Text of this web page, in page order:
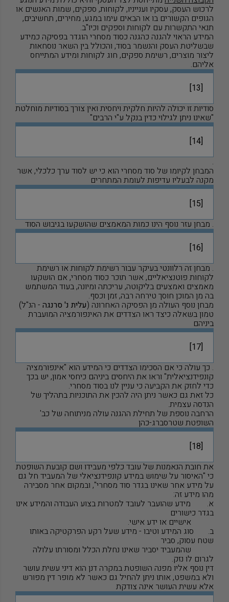
לרכוש העסק, עסקיו וענייניו, לקוחות, ספקים, שמות האנשים או
הגופים הקשורים בו או הבאים עימו במגע, מחירים, תחשיבים,
תנאי התקשרות עם לקוחות וספקים וכיו"ב.
המידע הראוי להגנה כהגנה כסוד מסחרי הוגדר בפסיקה כמידע
שבשליטת העסק והנשמר בסוד, והכולל בין השאר נוסחאות
ליצור מוצרים, רשימת ספקים, חוג לקוחות ומידע המתייחס
אליהם.
[13]
סודיות זו יכולה להיות חלקית ויחסית ואין צורך בסודיות מוחלטת
"שאינו ניתן לגילוי כדין בנקל ע"י הרבים"
[14]
.
המבחן לקיומו של סוד מסחרי הוא כי יש לסוד ערך כלכלי, אשר
מקנה לבעליו עדיפות לעומת המתחרים
[15]
. מבחן עזר נוסף הינו כמות המאמצים שהושקעו בגיבוש הסוד
[16]
. מבחן זה רלוונטי בעיקר עבור רשימת לקוחות או רשימת
לקוחות פוטנציאליים, אשר תוכר כסוד מסחרי, אם הושקעו
מאמצים ואמצעים בליקוטה, עריכתה ומיונה, בעוד המשתמש
בה מן המוכן חוסך טירחה רבה, זמן וכסף.
מבחן נוסף העולה מן הפסיקה האחרונה (עלית נ' סרנגה - הנ"ל)
טמון בשאלה כיצד ראו הצדדים את האינפורמציה המועברת
ביניהם
[17]
. כך עולה כי אם הסכימו הצדדים כי המידע הוא "אינפורמציה
קונפידנציאלית" וראו את היחסים ביניהם כיחסי אמון, יש בכך
כדי לחזק את הקביעה כי עניין לנו בסוד מסחרי.
כל זאת גם כאשר ניתן היה להכין את התוכניות בתהליך של
הנדסה עצמית.
הרחבה נוספת של תחילת ההגנה עולה מניתוחה של כב'
השופטת שטרסברג-כהן
[18]
את חובת הנאמנות של עובד כלפי מעבידו ושם קובעת השופטת
כי "האיסור על שימוש במידע קונפידנציאלי של המעביד חל גם
על מידע אחר שאינו בגדר סוד מסחרי", ובמקום אחר מסבירה
מהו מידע זה:
א. מידע שהועבר לעובד למטרות בצוע העבודה והמידע אינו
בגדר כישורים
אישיים או ידע אישי.
ב. סוג המידע וטיבו - מידע שעל רקע הפרקטיקה באותו
שטח עסוק, סביר
שהמעביד יסביר שאינו נחלת הכלל ומסורתו עלולה
לגרום לו נזק.
דין נוסף אליו מפנה השופטת במקרה דנן הוא דיני עשית עושר
ולא במשפט, אותו ניתן להחיל גם כאשר לא מופר דין מפורש
אלא עשית העושר אינה צודקת